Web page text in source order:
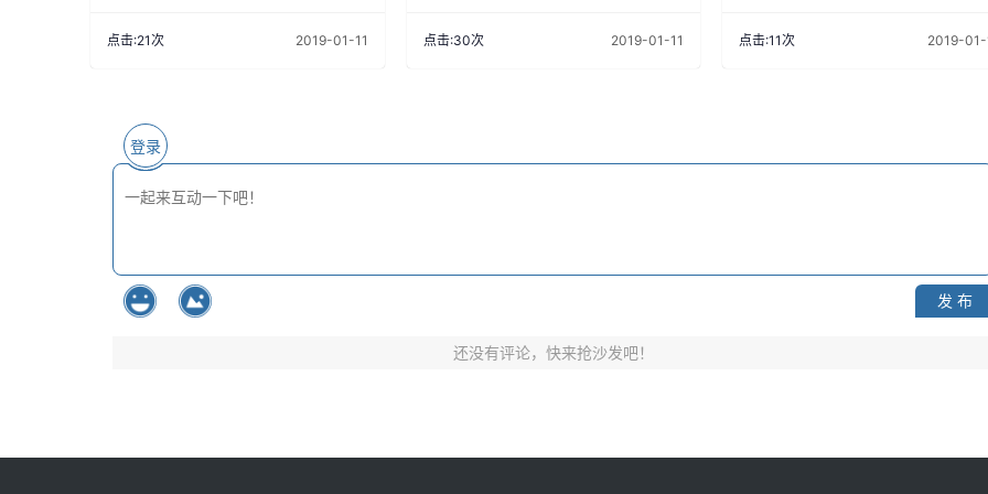
点击:21次 2019-01-11 点击:30次 2019-01-11 点击:11次 2019-01-
登录
发 布
还没有评论，快来抢沙发吧！